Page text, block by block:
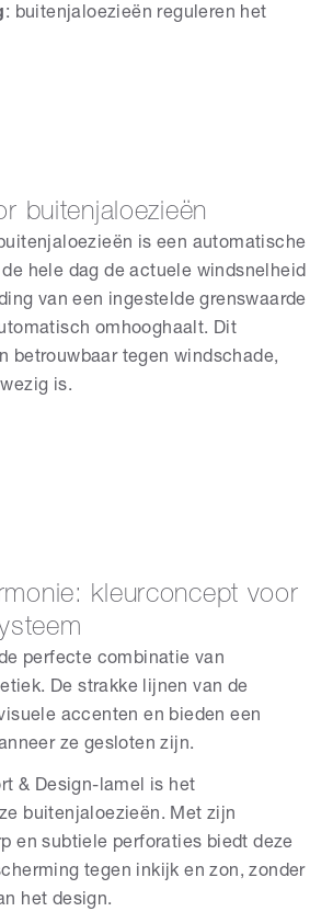
: buitenjaloezieën reguleren het
buitenjaloezieën
is een automatische
hele dag de actuele windsnelheid
van een ingestelde grenswaarde
omhooghaalt. Dit
betrouwbaar tegen windschade,
is.
kleurconcept voor
perfecte combinatie van
De strakke lijnen van de
accenten en bieden een
ze gesloten zijn.
& Design-lamel is het
buitenjaloezieën. Met zijn
en subtiele perforaties biedt deze
tegen inkijk en zon, zonder
het design.